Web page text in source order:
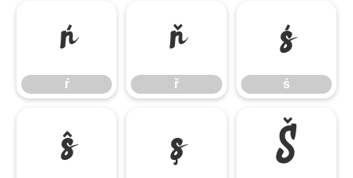
ŕ
ŕ
ř
ř
ś
ś
ŝ ş Š